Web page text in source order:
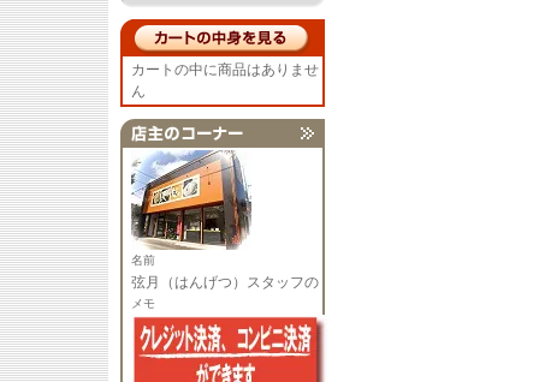
カートの中に商品はありませ
ん
名前
弦月（はんげつ）スタッフの
メモ